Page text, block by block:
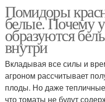
Помидоры
белые. Почему
образуются
внутри
Вкладывая все силы и
агроном рассчитывает
плоды. Но даже тепличные
что томаты не будут